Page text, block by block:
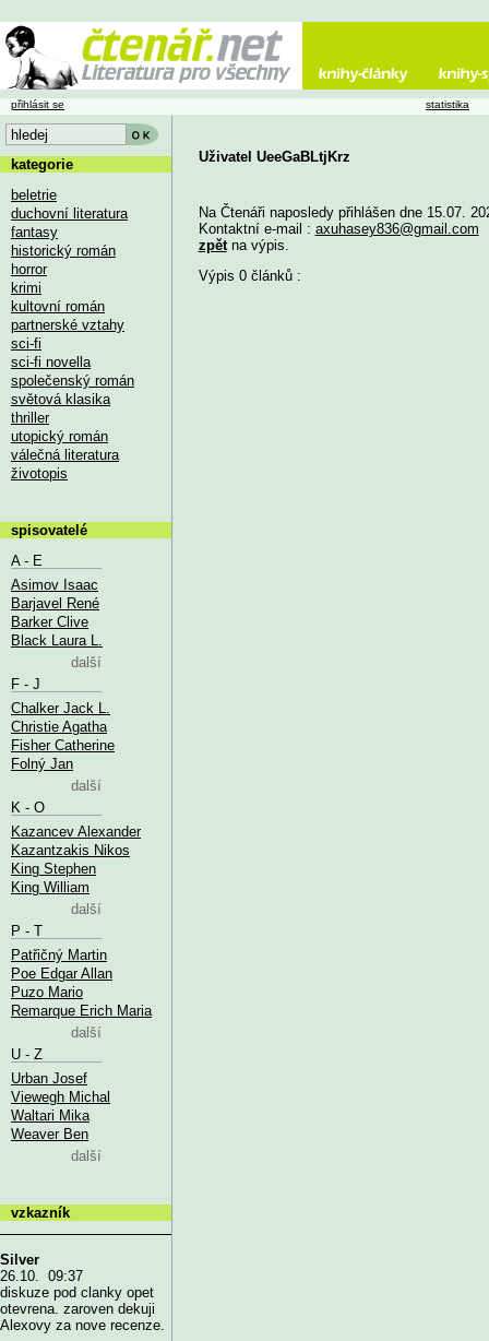
Uživatel UeeGaBLtjKrz
Na Čtenáři naposledy přihlášen dne 15.07.
Kontaktní e-mail : axuhasey836@gmail.com
zpětna výpis.
Výpis 0 článků :
přihlásit se statistika
kategorie
beletrie
duchovní literatura
fantasy
historický román
horror
krimi
kultovní román
partnerské vztahy
sci-fi
sci-fi novella
společenský román
světová klasika
thriller
utopický román
válečná literatura
životopis
spisovatelé
A - E
Asimov Isaac
Barjavel René
Barker Clive
Black Laura L.
další
F - J
Chalker Jack L.
Christie Agatha
Fisher Catherine
Folný Jan
další
K - O
Kazancev Alexander
Kazantzakis Nikos
King Stephen
King William
další
P - T
Patřičný Martin
Poe Edgar Allan
Puzo Mario
Remarque Erich Maria
další
U - Z
Urban Josef
Viewegh Michal
Waltari Mika
Weaver Ben
další
vzkazník
Silver
26.10. 09:37
diskuze pod clanky opet
otevrena. zaroven dekuji
Alexovy za nove recenze.